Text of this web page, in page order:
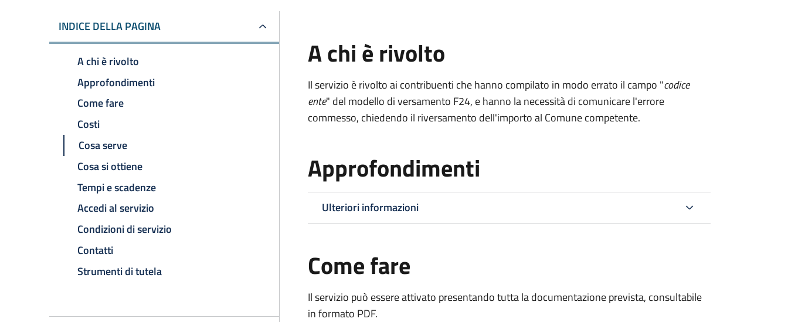
INDICE DELLA PAGINA
A chi è rivolto
Approfondimenti
Come fare
Costi
Cosa serve
Cosa si ottiene
Tempi e scadenze
Accedi al servizio
Condizioni di servizio
Contatti
Strumenti di tutela
A chi è rivolto
Il servizio è rivolto ai contribuenti che hanno compilato in modo errato il campo "codice
ente" del modello di versamento F24, e hanno la necessità di comunicare l'errore
commesso, chiedendo il riversamento dell'importo al Comune competente.
Approfondimenti
Ulteriori informazioni
Come fare
Il servizio può essere attivato presentando tutta la documentazione prevista, consultabile
in formato PDF.